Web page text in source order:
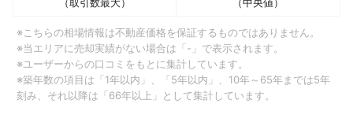
※こちらの相場情報は不動産価格を保証するものではありません。
※当エリアに売却実績がない場合は「-」で表示されます。
※ユーザーからの口コミをもとに集計しています。
※築年数の項目は「1年以内」、「5年以内」、10年～65年までは5年
刻み、それ以降は「66年以上」として集計しています。